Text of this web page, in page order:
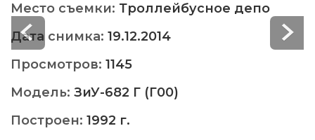
Место съемки: Троллейбусное депо
Дата снимка: 19.12.2014
Просмотров: 1145
Модель: ЗиУ-682 Г (Г00)
Построен: 1992 г.